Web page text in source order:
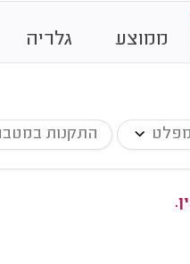
ממוצע גלריה
התקנות